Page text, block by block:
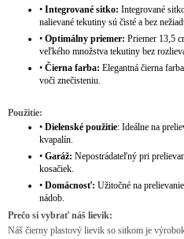
• Integrované sitko: Integrované
nalievané tekutiny sú čisté a bez
• Optimálny priemer: Priemer 13,5
veľkého množstva tekutiny bez
• Čierna farba: Elegantná čierna
voči znečisteniu.
Použitie:
• Dielenské použitie: Ideálne na
kvapalín.
• Garáž: Nepostrádateľný pri
kosačiek.
• Domácnosť: Užitočné na
nádob.
Prečo si vybrať náš lievik:
Náš čierny plastový lievik so sitkom je